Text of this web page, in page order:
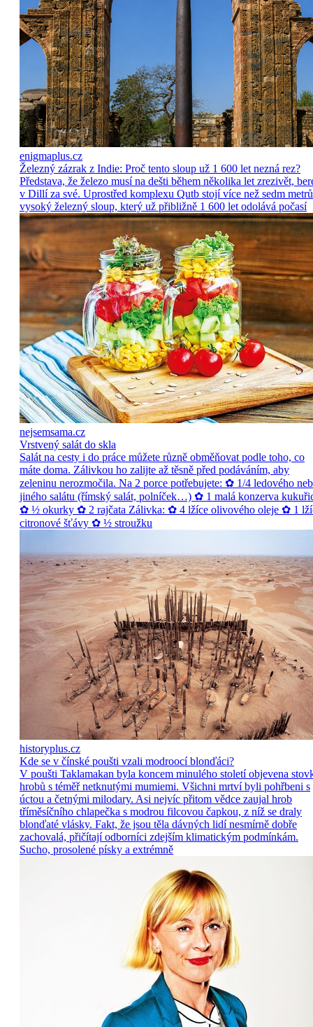
enigmaplus.cz
Železný zázrak z Indie: Proč tento sloup už 1 600 let nezná rez?
Představa, že železo musí na dešti během několika let zrezivět,
v Dillí za své. Uprostřed komplexu Qutb stojí více než sedm metrů
vysoký železný sloup, který už přibližně 1 600 let odolává počasí
nejsemsama.cz
Vrstvený salát do skla
Salát na cesty i do práce můžete různě obměňovat podle toho, co
máte doma. Zálivkou ho zalijte až těsně před podáváním, aby
zeleninu nerozmočila. Na 2 porce potřebujete: ✿ 1/4 ledového
jiného salátu (římský salát, polníček…) ✿ 1 malá konzerva
✿ ½ okurky ✿ 2 rajčata Zálivka: ✿ 4 lžíce olivového oleje ✿ 1
citronové šťávy ✿ ½ stroužku
historyplus.cz
Kde se v čínské poušti vzali modroocí blonďáci?
V poušti Taklamakan byla koncem minulého století objevena
hrobů s téměř netknutými mumiemi. Všichni mrtví byli pohřbeni s
úctou a četnými milodary. Asi nejvíc přitom vědce zaujal hrob
tříměsíčního chlapečka s modrou filcovou čapkou, z níž se draly
blonďaté vlásky. Fakt, že jsou těla dávných lidí nesmírně dobře
zachovalá, přičítají odborníci zdejším klimatickým podmínkám.
Sucho, prosolené písky a extrémně